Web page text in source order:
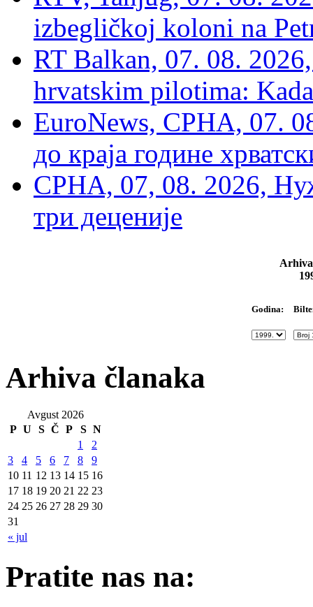
izbegličkoj koloni na
RT Balkan, 07. 08.
hrvatskim pilotima:
EuroNews, СРНА, 07.
до краја године
СРНА, 07, 08. 2026,
три деценије
Godina:
Arhiva članaka
Avgust 2026
P U S Č P S N
« jul
1
2
3
4 5 6 7 8
9
10 11 12 13 14 15 16
17 18 19 20 21 22 23
24 25 26 27 28 29 30
31
Pratite nas na: